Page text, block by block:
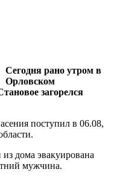
Сегодня рано утром в
Орловском
загорелся
поступил в 06.08,
дома эвакуирована
мужчина.